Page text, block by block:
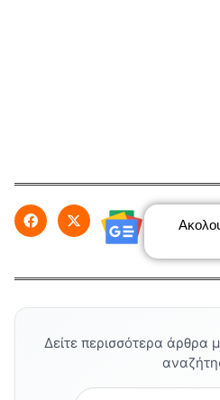
Δείτε περισσότερα άρθρα